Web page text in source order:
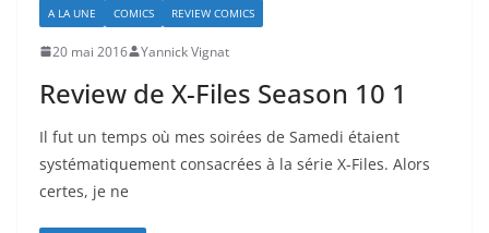
A LA UNE COMICS REVIEW COMICS
20 mai 2016 Yannick Vignat
Review de X-Files Season 10 1
Il fut un temps où mes soirées de Samedi étaient
systématiquement consacrées à la série X-Files. Alors
certes, je ne